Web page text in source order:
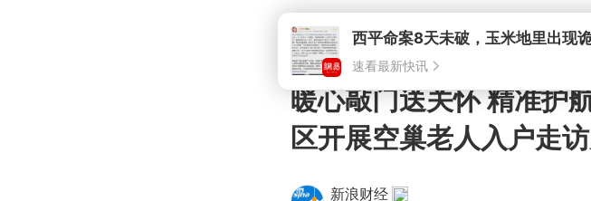
西平命案8天未破，玉米地里出现
速看最新快讯
暖心敲门送关怀 精准护
区开展空巢老人入户走
新浪财经